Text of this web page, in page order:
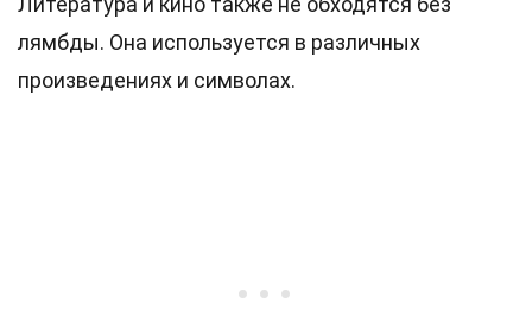
лямбды. Она используется в различных
произведениях и символах.